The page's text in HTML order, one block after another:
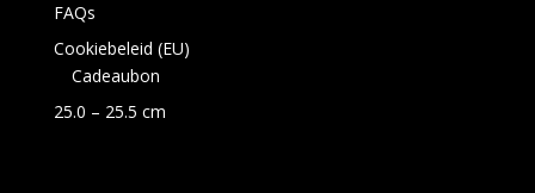
FAQs
Cookiebeleid (EU)
Cadeaubon
25.0 – 25.5 cm